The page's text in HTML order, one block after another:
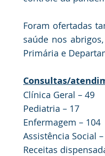
Foram ofertadas
saúde nos
Primária e
Consultas/
Clínica Geral – 49
Pediatria – 17
Enfermagem – 104
Assistência Social
Receitas